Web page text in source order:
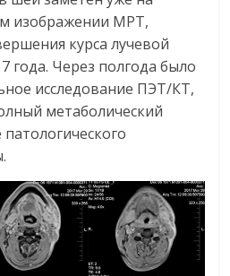
изображении МРТ,
курса лучевой
года. Через полгода было
исследование ПЭТ/КТ,
метаболический
патологического